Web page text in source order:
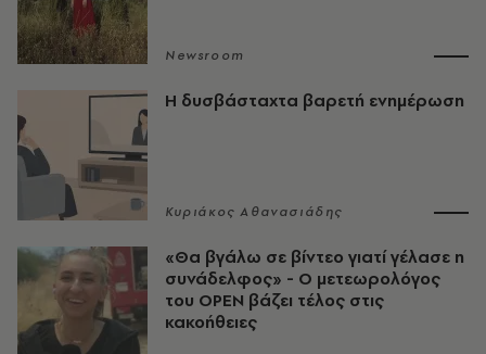
Newsroom
Η δυσβάσταχτα βαρετή ενημέρωση
Κυριάκος Αθανασιάδης
«Θα βγάλω σε βίντεο γιατί γέλασε η
συνάδελφος» - Ο μετεωρολόγος
του OPEN βάζει τέλος στις
κακοήθειες